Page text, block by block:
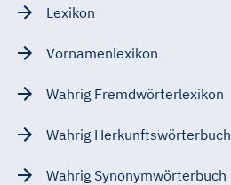
Lexikon
Vornamenlexikon
Wahrig Fremdwörterlexikon
Wahrig Herkunftswörterbuch
Wahrig Synonymwörterbuch